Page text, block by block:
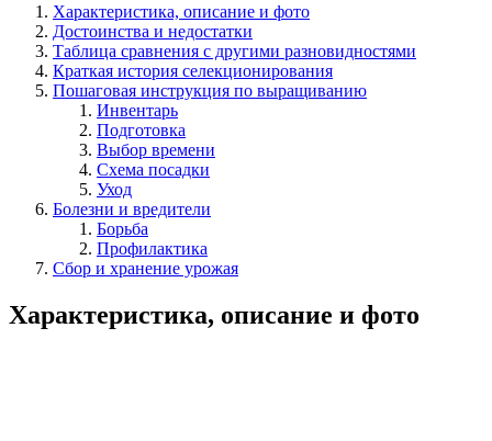
Характеристика, описание и фото
Достоинства и недостатки
Таблица сравнения с другими разновидностями
Краткая история селекционирования
Пошаговая инструкция по выращиванию
Инвентарь
Подготовка
Выбор времени
Схема посадки
Уход
Болезни и вредители
Борьба
Профилактика
Сбор и хранение урожая
Характеристика, описание и фото